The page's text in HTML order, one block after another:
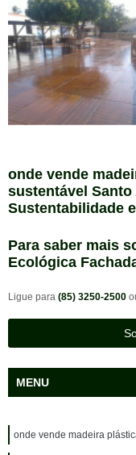
onde vende
sustentável
Sustentabilidade
Para saber mais
Ecológica
Ligue para (85) 3250-2500
MENU
onde vende madeira